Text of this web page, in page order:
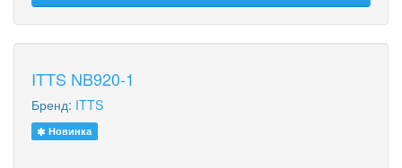
ITTS NB920-1
Бренд: ITTS
Новинка